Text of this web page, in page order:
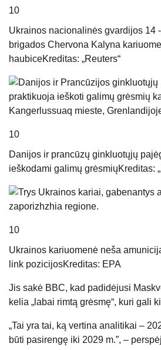
10
Ukrainos nacionalinės gvardijos 14
brigados Chervona Kalyna
haubiceKreditas: „Reuters“
10
Danijos ir prancūzų ginkluotųjų
ieškodami galimų grėsmiųKreditas:
10
Ukrainos kariuomenė neša
link pozicijosKreditas: EPA
Jis sakė BBC, kad padidėjusi
kelia „labai rimtą grėsmę“, kuri gali
„Tai yra tai, ką vertina analitikai –
būti pasirengę iki 2029 m.”, –